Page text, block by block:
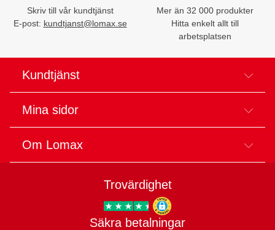
Skriv till vår kundtjänst
E-post: kundtjanst@lomax.se
Mer än 32 000 produkter
Hitta enkelt allt till
arbetsplatsen
Kundtjänst
Mina sidor
Om Lomax
Trovärdighet
Trygg E-handel
Säkra betalningar